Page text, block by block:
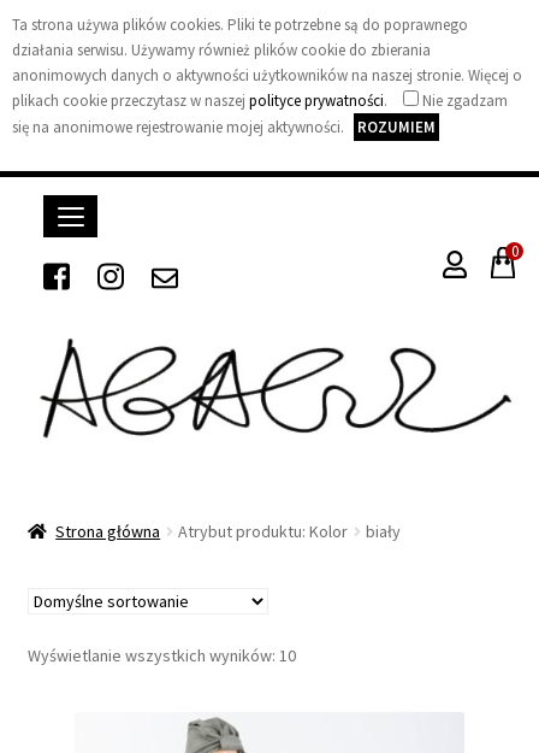
Ta strona używa plików cookies. Pliki te potrzebne są do poprawnego
działania serwisu. Używamy również plików cookie do zbierania
anonimowych danych o aktywności użytkowników na naszej stronie. Więcej o
plikach cookie przeczytasz w naszej polityce prywatności.
Nie zgadzam
się na anonimowe rejestrowanie mojej aktywności.
ROZUMIEM
A
a
u
0
Strona główna Atrybut produktu: Kolor biały
Wyświetlanie wszystkich wyników: 10